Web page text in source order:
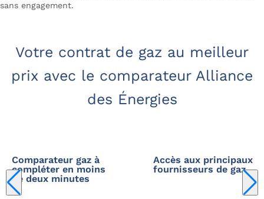
sans engagement.
Votre contrat de gaz au meilleur
prix avec le comparateur Alliance
des Énergies
Comparateur gaz à
compléter en moins
de deux minutes
Accès aux principaux
fournisseurs de gaz